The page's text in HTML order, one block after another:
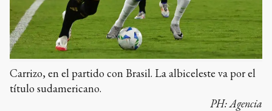
Carrizo, en el partido con Brasil. La albiceleste va por el
título sudamericano.
PH:Agencia